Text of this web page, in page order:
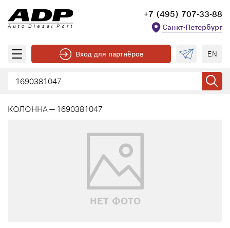
+7 (495) 707-33-88
Санкт-Петербург
Вход для партнёров EN
КОЛОННА — 1690381047
НЕТ ФОТО